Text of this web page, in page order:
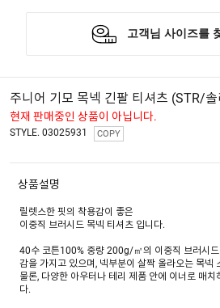
주니어 기모 목넥 긴팔 티셔츠 (STR/
현재 판매중인 상품이 아닙니다.
STYLE. 03025931 COPY
상품설명
릴렛스한 핏의 착용감이 좋은
이중직 브러시드 목넥 티셔츠 입니다.
40수 코튼100% 중량 200g/㎡의 이중직 브러시
감을 가지고 있으며, 넥부분이 살짝 올라오는 목넥
물론, 다양한 아우터나 테리 제품 안에 이너로 매
다.